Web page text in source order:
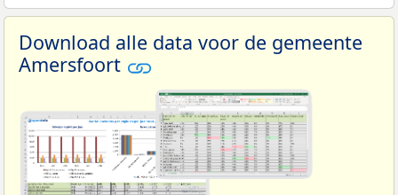
Download alle data voor de gemeente
Amersfoort